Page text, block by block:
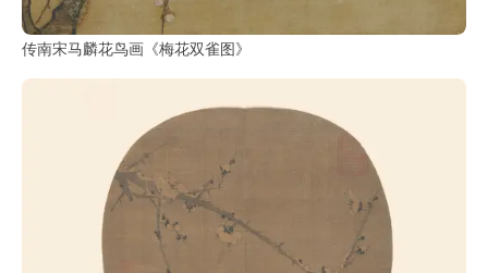
传南宋马麟花鸟画《梅花双雀图》